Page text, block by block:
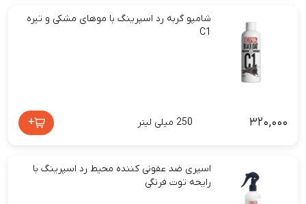
شامپو گربه رد اسپرینگ با موهای مشکی و تیره
C1
۳۲۰,۰۰۰ 250 میلی لیتر +
اسپری ضد عفونی کننده محیط رد اسپرینگ با
رایحه توت فرنگی